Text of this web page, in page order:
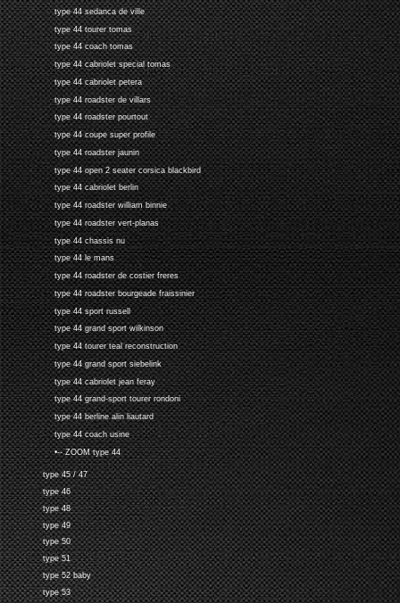
type 44 sedanca de ville
type 44 tourer tomas
type 44 coach tomas
type 44 cabriolet special tomas
type 44 cabriolet petera
type 44 roadster de villars
type 44 roadster pourtout
type 44 coupe super profile
type 44 roadster jaunin
type 44 open 2 seater corsica blackbird
type 44 cabriolet berlin
type 44 roadster william binnie
type 44 roadster vert-planas
type 44 chassis nu
type 44 le mans
type 44 roadster de costier freres
type 44 roadster bourgeade fraissinier
type 44 sport russell
type 44 grand sport wilkinson
type 44 tourer teal reconstruction
type 44 grand sport siebelink
type 44 cabriolet jean feray
type 44 grand-sport tourer rondoni
type 44 berline alin liautard
type 44 coach usine
•-- ZOOM type 44
type 45 / 47
type 46
type 48
type 49
type 50
type 51
type 52 baby
type 53